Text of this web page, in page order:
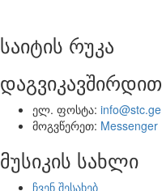
საიტის რუკა
დაგვიკავშირდით
ელ. ფოსტა: info@stc.ge
მოგვწერეთ: Messenger
მუსიკის სახლი
ჩვენ შესახებ